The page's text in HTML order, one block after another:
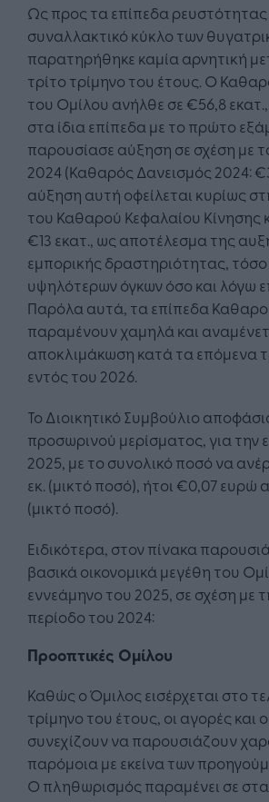
Ως προς τα επίπεδα ρευστότητας
συναλλακτικό κύκλο των
παρατηρήθηκε καμία αρνητική
τρίτο τρίμηνο του έτους. Ο
του Ομίλου ανήλθε σε €56,8
στα ίδια επίπεδα με το πρώτο
παρουσίασε αύξηση σε σχέση με
2024 (Καθαρός Δανεισμός 2024:
αύξηση αυτή οφείλεται κυρίως
του Καθαρού Κεφαλαίου Κίνησης
€13 εκατ., ως αποτέλεσμα της
εμπορικής δραστηριότητας,
υψηλότερων όγκων όσο και λόγω
Παρόλα αυτά, τα επίπεδα
παραμένουν χαμηλά και
αποκλιμάκωση κατά τα επόμενα
εντός του 2026.
Το Διοικητικό Συμβούλιο
προσωρινού μερίσματος, για την
2025, με το συνολικό ποσό να
εκ. (μικτό ποσό), ήτοι €0,07 ευρώ
(μικτό ποσό).
Ειδικότερα, στον πίνακα
βασικά οικονομικά μεγέθη του
εννεάμηνο του 2025, σε σχέση με
περίοδο του 2024:
Προοπτικές Ομίλου
Καθώς ο Όμιλος εισέρχεται στο
τρίμηνο του έτους, οι αγορές και
συνεχίζουν να παρουσιάζουν
παρόμοια με εκείνα των
Ο πληθωρισμός παραμένει σε